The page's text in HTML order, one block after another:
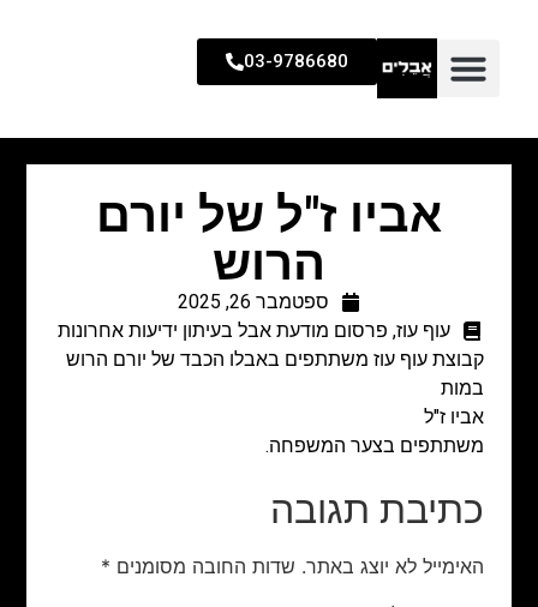
03-9786680
אביו ז"ל של יורם
הרוש
ספטמבר 26, 2025
עוף עוז, פרסום מודעת אבל בעיתון ידיעות אחרונות
קבוצת עוף עוז משתתפים באבלו הכבד של יורם הרוש
במות
אביו ז"ל
משתתפים בצער המשפחה.
כתיבת תגובה
האימייל לא יוצג באתר. שדות החובה מסומנים *